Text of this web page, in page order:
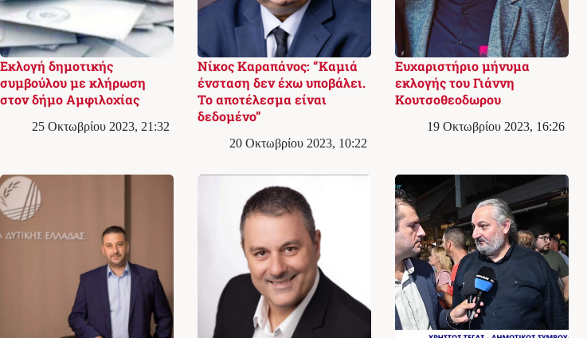
Εκλογή δημοτικής
συμβούλου με κλήρωση
στον δήμο Αμφιλοχίας
25 Οκτωβρίου 2023, 21:32
Νίκος Καραπάνος: “Καμιά
ένσταση δεν έχω υποβάλει.
Το αποτέλεσμα είναι
δεδομένο”
20 Οκτωβρίου 2023, 10:22
Ευχαριστήριο μήνυμα
εκλογής του Γιάννη
Κουτσοθεοδωρου
19 Οκτωβρίου 2023, 16:26